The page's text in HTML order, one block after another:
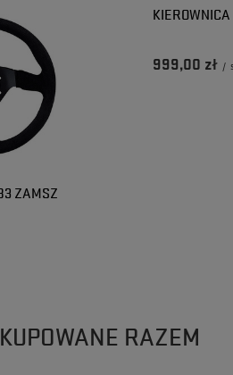
ZAMSZ
999,00 zł /
RAZEM